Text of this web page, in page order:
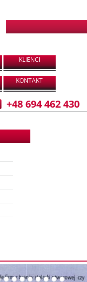
KLIENCI
KONTAKT
+48 694 462 430